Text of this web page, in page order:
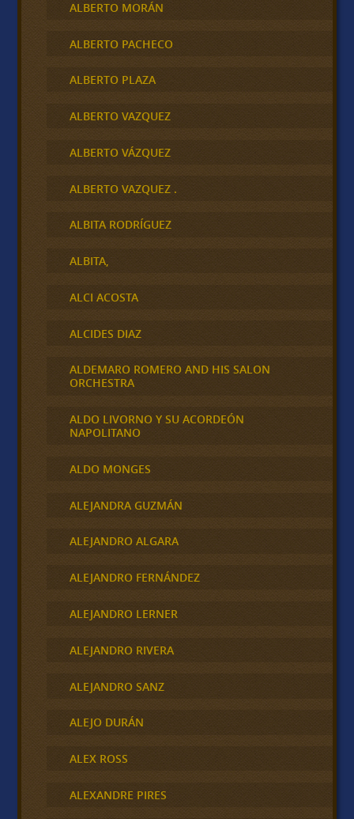
ALBERTO MORÁN
ALBERTO PACHECO
ALBERTO PLAZA
ALBERTO VAZQUEZ
ALBERTO VÁZQUEZ
ALBERTO VAZQUEZ .
ALBITA RODRÍGUEZ
ALBITA,
ALCI ACOSTA
ALCIDES DIAZ
ALDEMARO ROMERO AND HIS SALON
ORCHESTRA
ALDO LIVORNO Y SU ACORDEÓN
NAPOLITANO
ALDO MONGES
ALEJANDRA GUZMÁN
ALEJANDRO ALGARA
ALEJANDRO FERNÁNDEZ
ALEJANDRO LERNER
ALEJANDRO RIVERA
ALEJANDRO SANZ
ALEJO DURÁN
ALEX ROSS
ALEXANDRE PIRES